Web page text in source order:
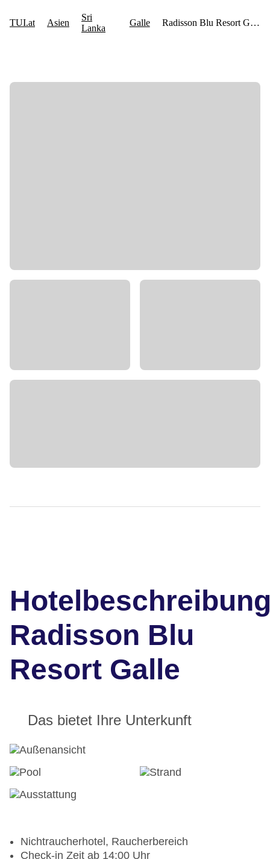
Radisson Blu
Resort Galle
Das bietet Ihre Unterkunft
Nichtraucherhotel, Raucherbereich
Check-in Zeit ab 14:00 Uhr